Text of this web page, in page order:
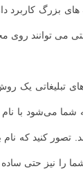
بزرگ کاربرد
می توانند روی
تبلیغاتی یک
شما می‌شود با
تصور کنید که
را نیز حتی ساده